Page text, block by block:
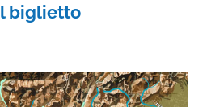
biglietto